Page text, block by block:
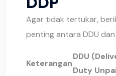
Agar tidak tertukar,
penting antara DDU dan
Keterangan
DDU
Duty